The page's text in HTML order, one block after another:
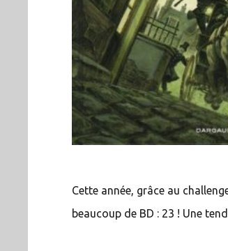
Cette année, grâce au
beaucoup de BD : 23 ! Une